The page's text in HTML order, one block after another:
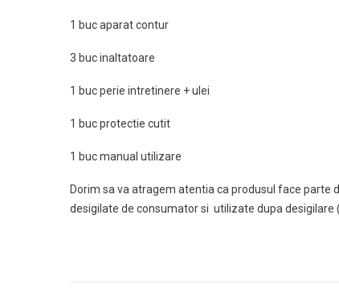
1 buc aparat contur
3 buc inaltatoare
1 buc perie intretinere + ulei
1 buc protectie cutit
1 buc manual utilizare
Dorim sa va atragem atentia ca produsul face
desigilate de consumator si utilizate dupa desigilare